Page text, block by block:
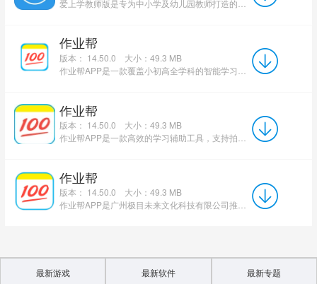
作业帮
版本： 14.50.0
大小：49.3 MB
作业帮
版本： 14.50.0
大小：49.3 MB
作业帮
版本： 14.50.0
大小：49.3 MB
作业帮APP是广州极目未来文化科技有限公司推出的K12在线教育平台，软件覆盖小学至高中全学段、全学科内容，配...
最新游戏 最新软件 最新专题